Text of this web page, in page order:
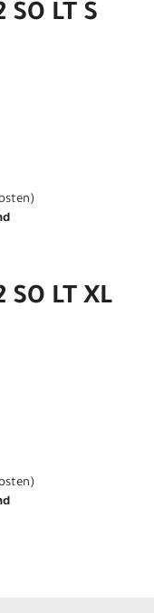
LT S
)
LT XL
)